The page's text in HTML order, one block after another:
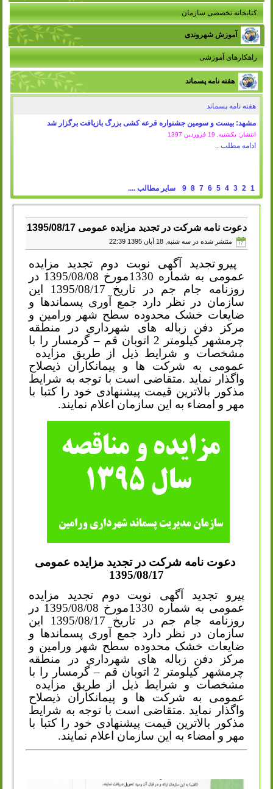
کتابخانه تخصصی سازمان
آموزش شهروندی
راهکارهای آموزشی
هفته نامه پسماند
هفته نامه پسماند
مشهد: بیست و سومین جشنواره قرعه کشی بزرگ بازیافت برگزار شد
انتشار: یکشنبه, 19 فروردين 1397
ادامه مطلب ..
1
2
3
4
5
6
7
8
9 سایر مطالب ....
دعوت نامه شرکت در تجدید مزایده عمومی 1395/08/17
منتشر شده در سه شنبه, 18 آبان 1395 22:39
پیرو تجدید آگهی نوبت دوم تجدید مزایده
عمومی به شماره 1330مورخ 1395/08/08 در
روزنامه جام جم در تاریخ 1395/08/17 این
سازمان در نظر دارد جمع آوری پسماندها و
ضایعات خشک محدوده سطح شهر ورامین و
مرکز دفن زباله های شهرداری در منطقه
چرمشهر کیلومتر 2 اتوبان قم – گرمسار را با
مشخصات و شرایط ذیل از طریق مزایده
عمومی به شرکت ها و پیمانکاران ذیصلاح
واگذار نماید .متقاضی است با توجه به شرایط
مذکور بالاترین قیمت پیشنهادی خود را کتبا با
مهر و امضاء به این سازمان اعلام نمایند.
دعوت نامه شرکت در تجدید مزایده عمومی
1395/08/17
پیرو تجدید آگهی نوبت دوم تجدید مزایده
عمومی به شماره 1330مورخ 1395/08/08 در
روزنامه جام جم در تاریخ 1395/08/17 این
سازمان در نظر دارد جمع آوری پسماندها و
ضایعات خشک محدوده سطح شهر ورامین و
مرکز دفن زباله های شهرداری در منطقه
چرمشهر کیلومتر 2 اتوبان قم – گرمسار را با
مشخصات و شرایط ذیل از طریق مزایده
عمومی به شرکت ها و پیمانکاران ذیصلاح
واگذار نماید .متقاضی است با توجه به شرایط
مذکور بالاترین قیمت پیشنهادی خود را کتبا با
مهر و امضاء به این سازمان اعلام نمایند.